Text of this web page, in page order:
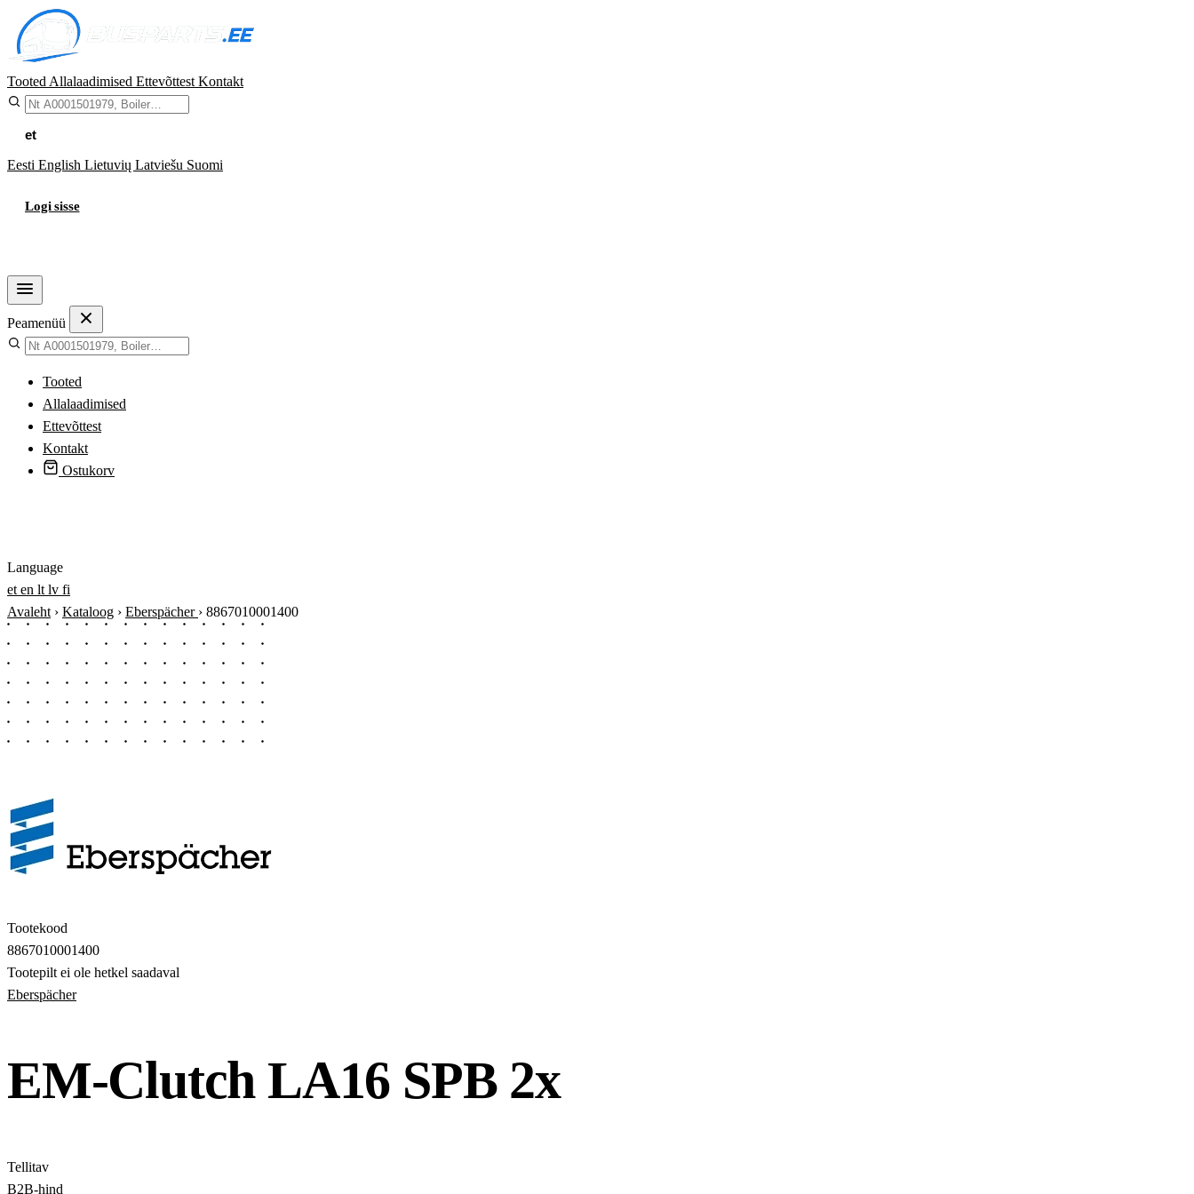
Tooted Allalaadimised Ettevõttest Kontakt
et
Eesti English Lietuvių Latviešu Suomi
Logi sisse
Peamenüü
Tooted
Allalaadimised
Ettevõttest
Kontakt
Ostukorv
Language
et en lt lv fi
Avaleht › Kataloog › Eberspächer › 8867010001400
Tootekood
8867010001400
Tootepilt ei ole hetkel saadaval
Eberspächer
EM-Clutch LA16 SPB 2x
Tellitav
B2B-hind